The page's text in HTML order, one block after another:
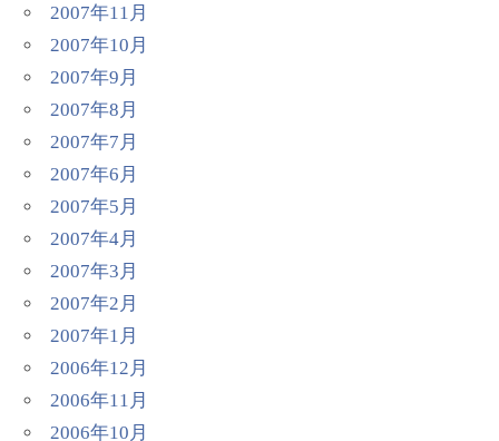
2007年11月
2007年10月
2007年9月
2007年8月
2007年7月
2007年6月
2007年5月
2007年4月
2007年3月
2007年2月
2007年1月
2006年12月
2006年11月
2006年10月